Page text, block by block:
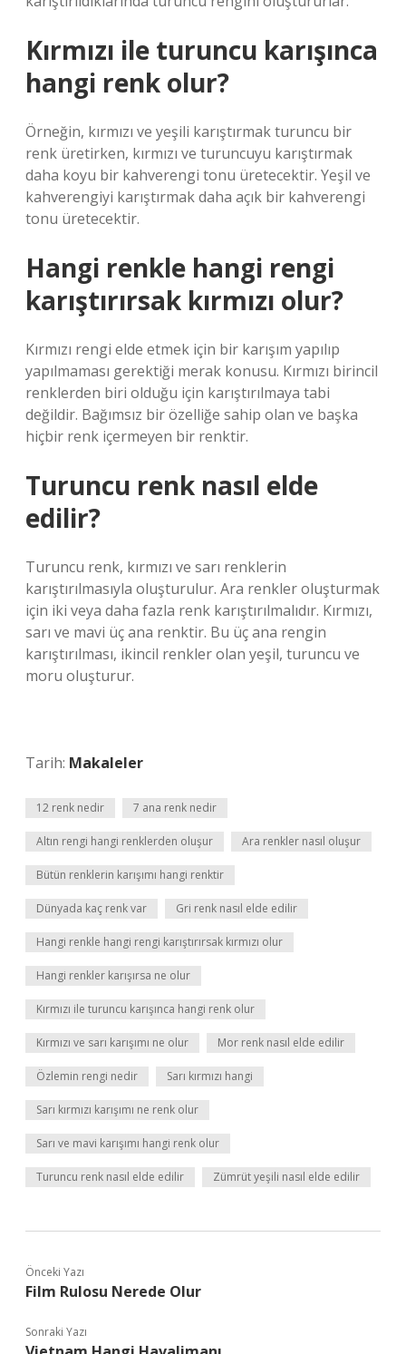
Kırmızı ile turuncu karışınca
hangi renk olur?
Örneğin, kırmızı ve yeşili karıştırmak turuncu bir
renk üretirken, kırmızı ve turuncuyu karıştırmak
daha koyu bir kahverengi tonu üretecektir. Yeşil ve
kahverengiyi karıştırmak daha açık bir kahverengi
tonu üretecektir.
Hangi renkle hangi rengi
karıştırırsak kırmızı olur?
Kırmızı rengi elde etmek için bir karışım yapılıp
yapılmaması gerektiği merak konusu. Kırmızı birincil
renklerden biri olduğu için karıştırılmaya tabi
değildir. Bağımsız bir özelliğe sahip olan ve başka
hiçbir renk içermeyen bir renktir.
Turuncu renk nasıl elde
edilir?
Turuncu renk, kırmızı ve sarı renklerin
karıştırılmasıyla oluşturulur. Ara renkler oluşturmak
için iki veya daha fazla renk karıştırılmalıdır. Kırmızı,
sarı ve mavi üç ana renktir. Bu üç ana rengin
karıştırılması, ikincil renkler olan yeşil, turuncu ve
moru oluşturur.
Tarih: Makaleler
12 renk nedir 7 ana renk nedir
Altın rengi hangi renklerden oluşur Ara renkler nasıl oluşur
Bütün renklerin karışımı hangi renktir
Dünyada kaç renk var Gri renk nasıl elde edilir
Hangi renkle hangi rengi karıştırırsak kırmızı olur
Hangi renkler karışırsa ne olur
Kırmızı ile turuncu karışınca hangi renk olur
Kırmızı ve sarı karışımı ne olur Mor renk nasıl elde edilir
Özlemin rengi nedir Sarı kırmızı hangi
Sarı kırmızı karışımı ne renk olur
Sarı ve mavi karışımı hangi renk olur
Turuncu renk nasıl elde edilir Zümrüt yeşili nasıl elde edilir
Önceki Yazı
Film Rulosu Nerede Olur
Sonraki Yazı